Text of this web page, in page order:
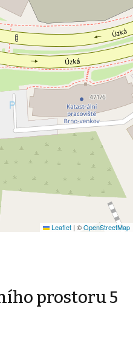
Leaflet | ©OpenStreetMap
prostoru 5